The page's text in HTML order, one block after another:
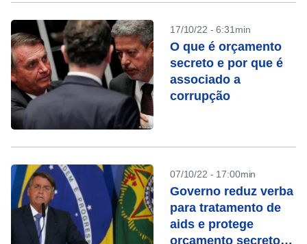
17/10/22 - 6:31min
O que é orçamento
secreto e por que é
associado a
corrupção
07/10/22 - 17:00min
Governo reduz verba
para tratamento de
aids e protege
orçamento secreto